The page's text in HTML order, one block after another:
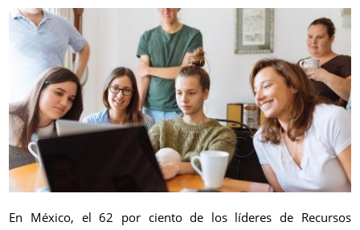
En México, el 62 por ciento de los líderes de Recursos